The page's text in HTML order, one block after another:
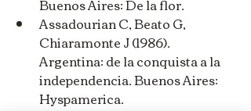
Assadourian C, Beato G,
Chiaramonte J (1986).
Argentina: de la conquista a la
independencia. Buenos Aires:
Hyspamerica.